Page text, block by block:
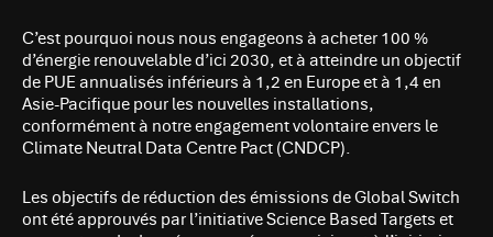
C’est pourquoi nous nous engageons à acheter 100 %
d’énergie renouvelable d’ici 2030, et à atteindre un objectif
de PUE annualisés inférieurs à 1,2 en Europe et à 1,4 en
Asie-Pacifique pour les nouvelles installations,
conformément à notre engagement volontaire envers le
Climate Neutral Data Centre Pact (CNDCP).
Les objectifs de réduction des émissions de Global Switch
ont été approuvés par l’initiative Science Based Targets et